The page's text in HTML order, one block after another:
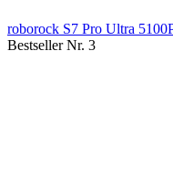
roborock S7 Pro Ultra
Bestseller Nr. 3